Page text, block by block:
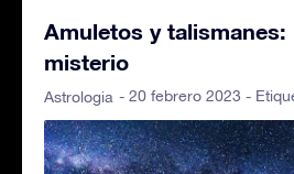
Amuletos y talismanes:
misterio
Astrologia - 20 febrero 2023 -